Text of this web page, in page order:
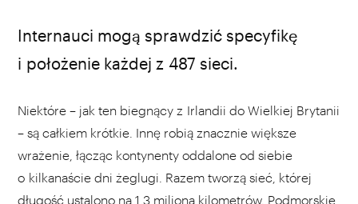
Internauci mogą sprawdzić specyfikę
i położenie każdej z 487 sieci.
Niektóre – jak ten biegnący z Irlandii do Wielkiej Brytanii
– są całkiem krótkie. Innę robią znacznie większe
wrażenie, łącząc kontynenty oddalone od siebie
o kilkanaście dni żeglugi. Razem tworzą sieć, której
długość ustalono na 1,3 miliona kilometrów. Podmorskie